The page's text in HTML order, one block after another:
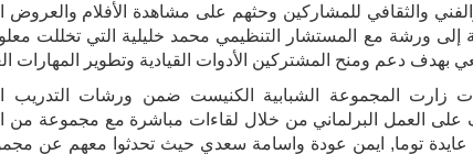
والثقافي للمشاركين وحثهم على مشاهدة الأفلام والعروض
إلى ورشة مع المستشار التنظيمي محمد خليلية التي تخللت
بهدف دعم ومنح المشتركين الأدوات القيادية وتطوير المهارات
زارت المجموعة الشبابية الكنيست ضمن ورشات التدريب
على العمل البرلماني من خلال لقاءات مباشرة مع مجموعة من
توما,
ايمن عودة واسامة سعدي حيث تحدثوا معهم عن